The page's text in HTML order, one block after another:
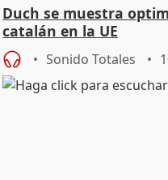
Duch se muestra
catalán en la UE
Sonido Totales